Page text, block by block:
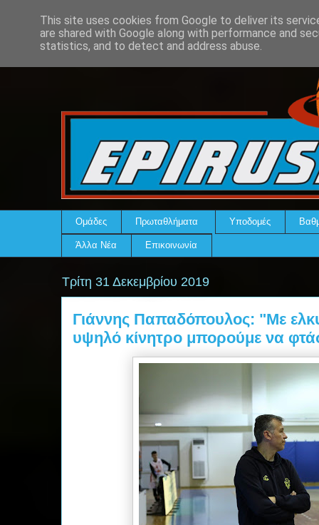
Ομάδες Πρωταθλήματα Υποδομές
Άλλα Νέα Επικοινωνία
Τρίτη 31 Δεκεμβρίου 2019
Γιάννης Παπαδόπουλος: "Με
υψηλό κίνητρο μπορούμε να
This site uses cookies from Google to deliver its
are shared with Google along with performance and
statistics, and to detect and address abuse.